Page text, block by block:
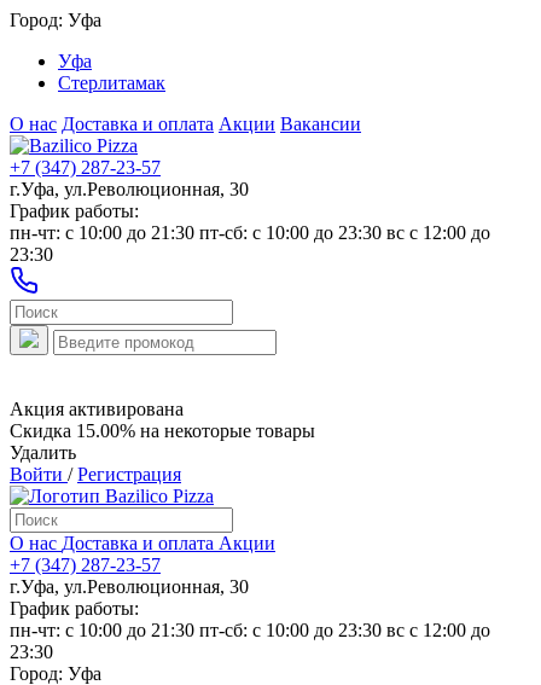
Город: Уфа
Уфа
Стерлитамак
О нас Доставка и оплата Акции Вакансии
+7 (347) 287-23-57
г.Уфа, ул.Революционная, 30
График работы:
пн-чт: c 10:00 до 21:30 пт-сб: c 10:00 до 23:30 вс с 12:00 до
23:30
Акция активирована
Скидка 15.00% на некоторые товары
Удалить
Войти /Регистрация
О нас Доставка и оплата Акции
+7 (347) 287-23-57
г.Уфа, ул.Революционная, 30
График работы:
пн-чт: c 10:00 до 21:30 пт-сб: c 10:00 до 23:30 вс с 12:00 до
23:30
Город: Уфа